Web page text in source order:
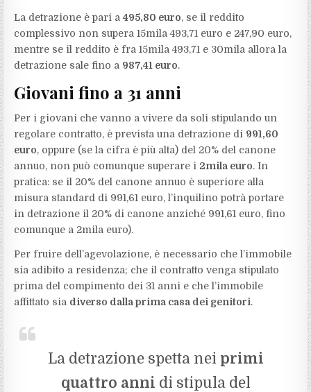
La detrazione è pari a495,80 euro, se il reddito
complessivo non supera 15mila 493,71 euro e 247,90 euro,
mentre se il reddito è fra 15mila 493,71 e 30mila allora la
detrazione sale fino a 987,41 euro.
Giovani fino a 31 anni
Per i giovani che vanno a vivere da soli stipulando un
regolare contratto, è prevista una detrazione di 991,60
euro, oppure (se la cifra è più alta) del 20% del canone
annuo, non può comunque superare i 2mila euro. In
pratica: se il 20% del canone annuo è superiore alla
misura standard di 991,61 euro, l’inquilino potrà portare
in detrazione il 20% di canone anziché 991,61 euro, fino
comunque a 2mila euro).
Per fruire dell’agevolazione, è necessario che l’immobile
sia adibito a residenza; che il contratto venga stipulato
prima del compimento dei 31 anni e che l’immobile
affittato sia diverso dalla prima casa dei genitori.
La detrazione spetta nei primi
quattro anni di stipula del